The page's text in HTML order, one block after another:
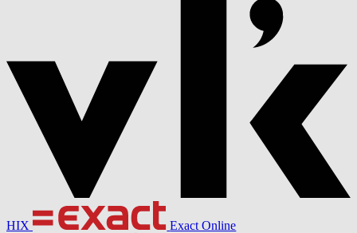
HIX Exact Online